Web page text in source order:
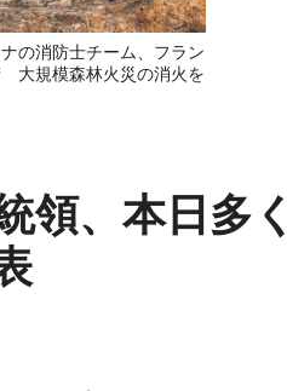
の消防士チーム、フラン
大規模森林火災の消火を
領、本日多